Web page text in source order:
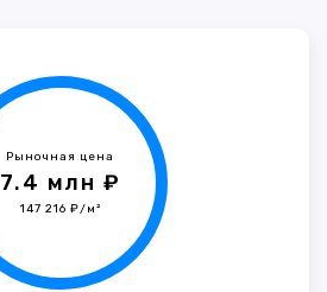
Рыночная цена
7.4 млн ₽
147 216 ₽/м²